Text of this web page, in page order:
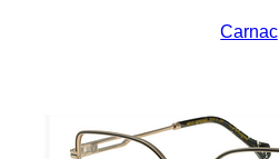
Carnac